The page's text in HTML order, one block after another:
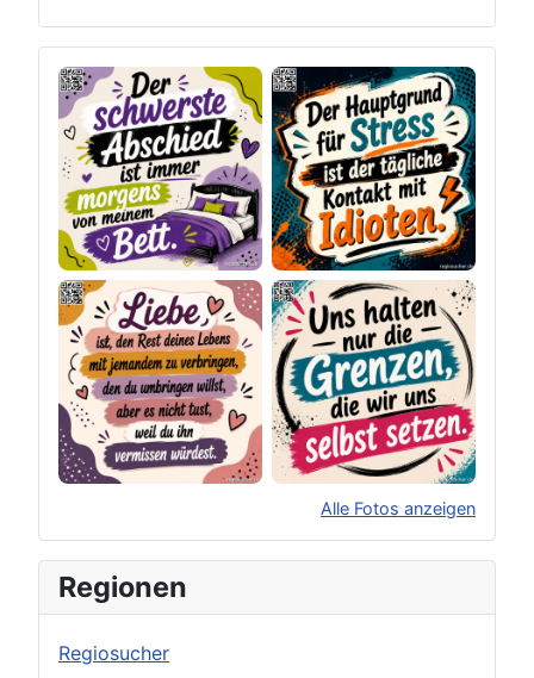
Alle Fotos anzeigen
Original herunterladen
Regionen
Regiosucher